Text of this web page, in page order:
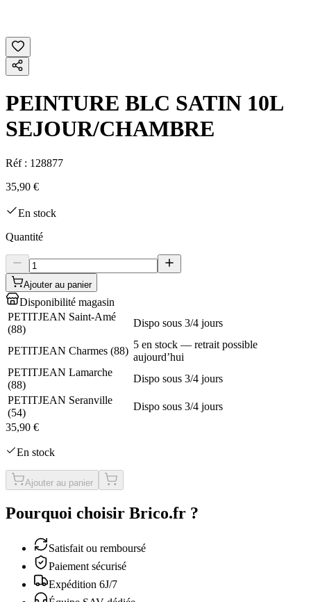
PEINTURE BLC SATIN 10L
SEJOUR/CHAMBRE
Réf : 128877
35,90 €
En stock
Quantité
Ajouter au panier
Disponibilité magasin
PETITJEAN Saint-Amé
(88)
Dispo sous 3/4 jours
PETITJEAN Charmes (88)
5 en stock — retrait possible
aujourd’hui
PETITJEAN Lamarche
(88)
Dispo sous 3/4 jours
PETITJEAN Seranville
(54)
Dispo sous 3/4 jours
35,90 €
En stock
Ajouter au panier
Pourquoi choisir Brico.fr ?
Satisfait ou remboursé
Paiement sécurisé
Expédition 6J/7